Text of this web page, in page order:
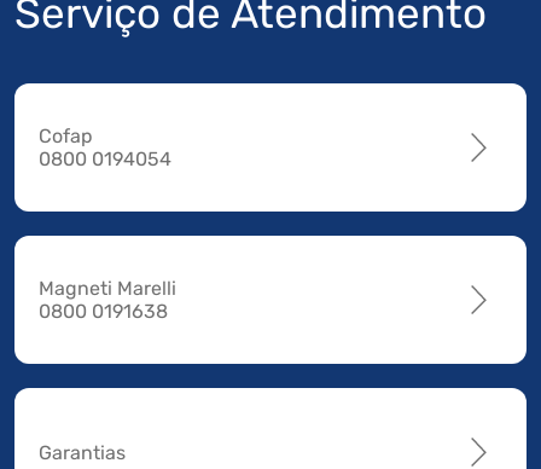
Serviço de Atendimento
Cofap
0800 0194054
Magneti Marelli
0800 0191638
Garantias